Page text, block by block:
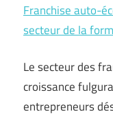
Franchise auto-
secteur de la
Le secteur des
croissance
entrepreneurs